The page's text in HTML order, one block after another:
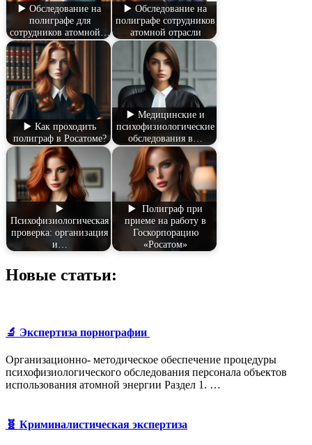
▶️ Обследование на
полиграфе для
сотрудников атомной…
▶️ Обследование на
полиграфе сотрудников
атомной отрасли
▶️ Как проходить
полиграф в Росатоме?
▶️ Медицинские и
психофизиологические
обследования в…
▶️
Психофизиологическая
проверка: организация
и…
▶️ Полиграф при
приеме на работу в
Госкорпорацию
«Росатом»
Новые статьи:
🔬 Экспертиза порнографии
Организационно- методическое обеспечение процедуры
психофизиологического обследования персонала объектов
использования атомной энергии Раздел 1. …
🧬 Криминалистическая экспертиза